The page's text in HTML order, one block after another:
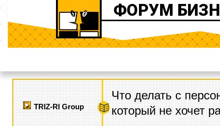
ФОРУМ
TRIZ-RI Group
Что делать с
который не хочет